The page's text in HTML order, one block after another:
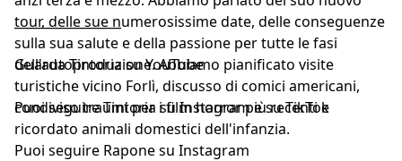
tour, delle sue numerosissime date, delle conseguenze
sulla sua salute e della passione per tutte le fasi
dell'autoproduzione. Abbiamo pianificato visite
turistiche vicino Forlì, discusso di comici americani,
condiviso traumi per i film horror più recenti e
ricordato animali domestici dell'infanzia.
_________________
GuardaTintoria su YouTube
Puoi seguireTintoria su Instagramesu TikTok
Puoi seguire Rapone su Instagram